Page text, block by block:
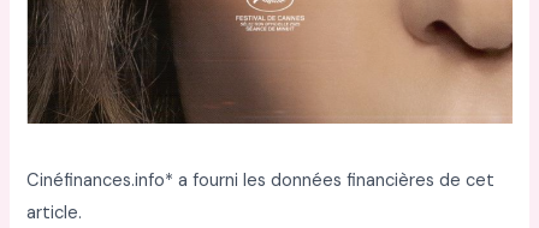
Cinéfinances.info* a fourni les données financières de cet
article.